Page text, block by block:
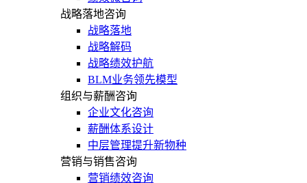
战略落地咨询
战略落地
战略解码
战略绩效护航
BLM业务领先模型
组织与薪酬咨询
企业文化咨询
薪酬体系设计
中层管理提升新物种
营销与销售咨询
营销绩效咨询